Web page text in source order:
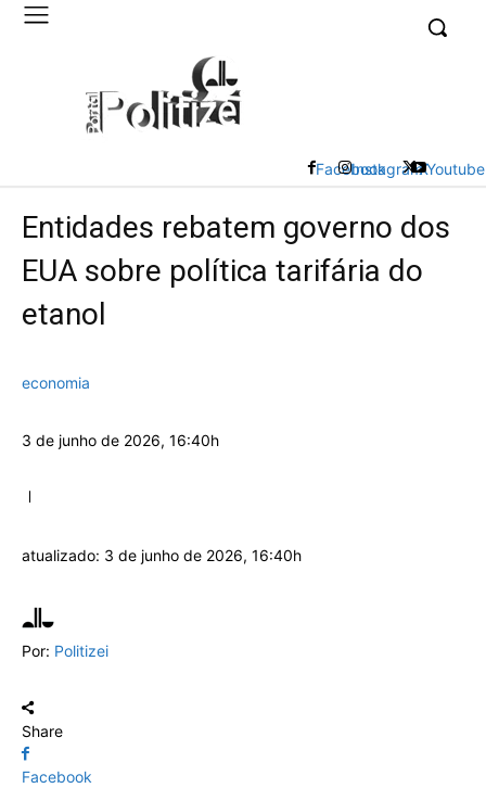
FacebookInstagramXYoutube
Entidades rebatem governo dos
EUA sobre política tarifária do
etanol
economia
3 de junho de 2026, 16:40h
atualizado: 3 de junho de 2026, 16:40h
Por: Politizei
Share
Facebook